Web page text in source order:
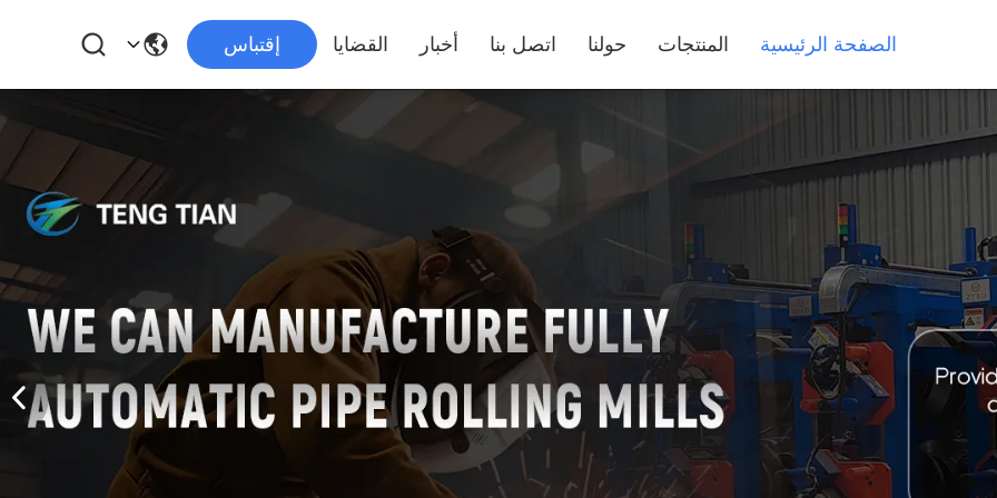
الصفحة الرئيسية المنتجات حولنا اتصل بنا أخبار القضايا إقتباس